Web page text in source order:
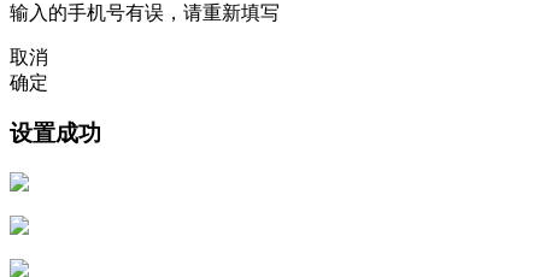
输入的手机号有误，请重新填写
取消
确定
设置成功